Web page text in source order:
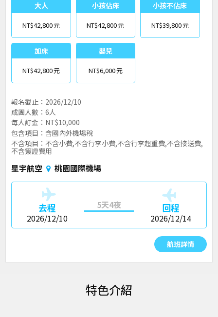
大人
NT$42,800
小孩佔床
NT$42,800
小孩不佔床
NT$39,800
加床
NT$42,800
嬰兒
NT$6,000
報名截止：2026/12/10
成團人數：6人
每人訂金：NT$10,000
包含項目：含國內外機場稅
不含項目：不含小費,不含行李小費,不含行李超重費,不含接送費,
不含簽證費用
星宇航空 桃園國際機場
去程
2026/12/10
5天4夜 回程
2026/12/14
航班詳情
特色介紹